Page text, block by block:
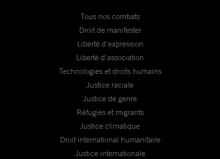
Tous nos combats
Droit de manifester
Liberté d'expression
Liberté d'association
Technologies et droits humains
Justice raciale
Justice de genre
Réfugiés et migrants
Justice climatique
Droit international humanitaire
Justice internationale